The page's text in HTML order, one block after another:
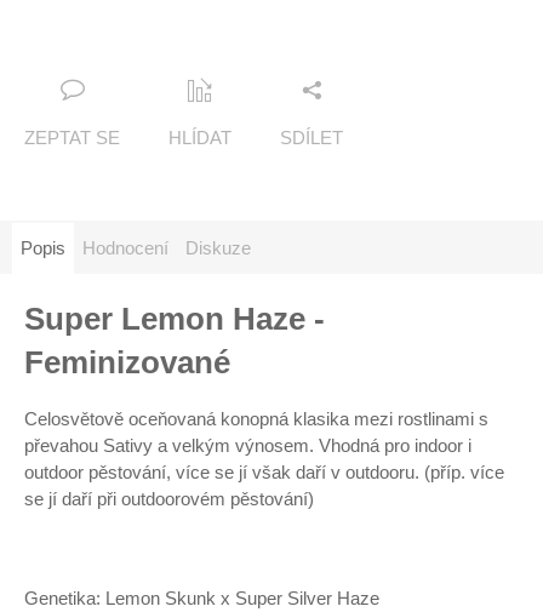
ZEPTAT SE HLÍDAT SDÍLET
Popis Hodnocení Diskuze
Super Lemon Haze -
Feminizované
Celosvětově oceňovaná konopná klasika mezi rostlinami s
převahou Sativy a velkým výnosem. Vhodná pro indoor i
outdoor pěstování, více se jí však daří v outdooru. (příp. více
se jí daří při outdoorovém pěstování)
Genetika: Lemon Skunk x Super Silver Haze